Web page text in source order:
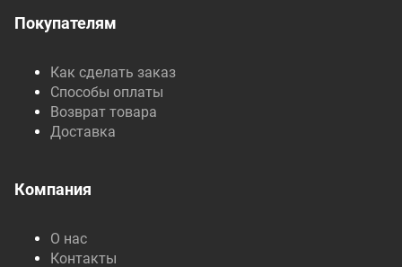
Покупателям
Как сделать заказ
Способы оплаты
Возврат товара
Доставка
Компания
О нас
Контакты